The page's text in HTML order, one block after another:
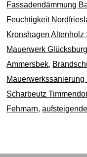
Fassadendämmung
Feuchtigkeit
Kronshagen Altenholz
Mauerwerk
Ammersbek,
Mauerwerkssanierung
Scharbeutz
Fehmarn,